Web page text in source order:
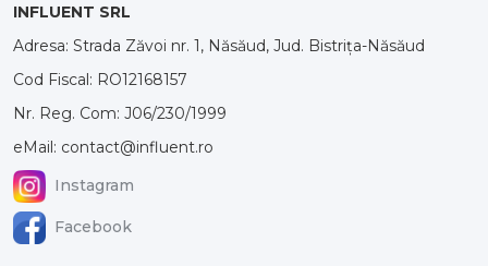
INFLUENT SRL
Adresa: Strada Zăvoi nr. 1, Năsăud, Jud. Bistrița-Năsăud
Cod Fiscal: RO12168157
Nr. Reg. Com: J06/230/1999
eMail: contact@influent.ro
Instagram
Facebook